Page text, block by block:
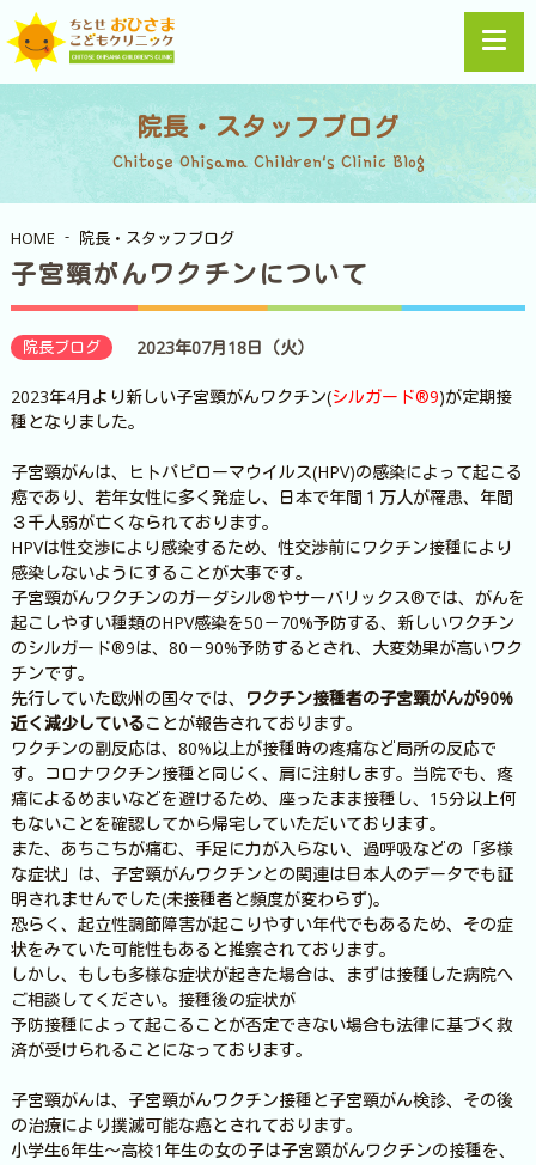
院長・スタッフブログ
Chitose Ohisama Children's Clinic Blog
HOME 院長・スタッフブログ
子宮頸がんワクチンについて
院長ブログ 2023年07月18日（火）
2023年4月より新しい子宮頸がんワクチン(シルガード®9)が定期接
種となりました。
子宮頸がんは、ヒトパピローマウイルス(HPV)の感染によって起こる
癌であり、若年女性に多く発症し、日本で年間１万人が罹患、年間
３千人弱が亡くなられております。
HPVは性交渉により感染するため、性交渉前にワクチン接種により
感染しないようにすることが大事です。
子宮頸がんワクチンのガーダシル®やサーバリックス®では、がんを
起こしやすい種類のHPV感染を50－70%予防する、新しいワクチン
のシルガード®9は、80－90%予防するとされ、大変効果が高いワク
チンです。
先行していた欧州の国々では、
ワクチン接種者の子宮頸がんが90%
近く減少していることが報告されております。
ワクチンの副反応は、80%以上が接種時の疼痛など局所の反応で
す。コロナワクチン接種と同じく、肩に注射します。当院でも、疼
痛によるめまいなどを避けるため、座ったまま接種し、15分以上何
もないことを確認してから帰宅していただいております。
また、あちこちが痛む、手足に力が入らない、過呼吸などの「多様
な症状」は、子宮頸がんワクチンとの関連は日本人のデータでも証
明されませんでした(未接種者と頻度が変わらず)。
恐らく、起立性調節障害が起こりやすい年代でもあるため、その症
状をみていた可能性もあると推察されております。
しかし、もしも多様な症状が起きた場合は、まずは接種した病院へ
ご相談してください。接種後の症状が
予防接種によって起こることが否定できない場合も法律に基づく救
済が受けられることになっております。
子宮頸がんは、子宮頸がんワクチン接種と子宮頸がん検診、その後
の治療により撲滅可能な癌とされております。
小学生6年生～高校1年生の女の子は子宮頸がんワクチンの接種を、